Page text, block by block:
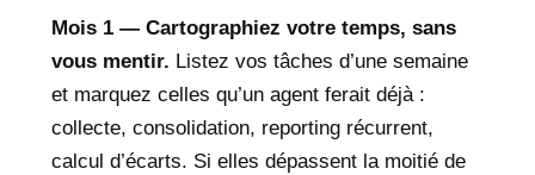
Mois 1 — Cartographiez votre temps, sans
vous mentir. Listez vos tâches d’une semaine
et marquez celles qu’un agent ferait déjà :
collecte, consolidation, reporting récurrent,
calcul d’écarts. Si elles dépassent la moitié de